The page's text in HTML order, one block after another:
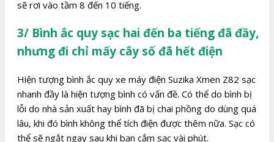
sẽ rơi vào tầm 8 đến 10 tiếng.
3/ Bình ắc quy sạc hai đến ba tiếng đã đầy,
nhưng đi chỉ mấy cây số đã hết điện
Hiện tượng bình ắc quy xe máy điện Suzika Xmen Z82 sạc
nhanh đầy là hiện tượng bình có vấn đề. Có thể do bình bị
lỗi do nhà sản xuất hay bình đã bị chai phồng do dùng quá
lâu, khi đó bình không thể tích điện được thêm nữa. Sạc có
thể sẽ ngắt ngay sau khi bạn cắm sạc vài phút.